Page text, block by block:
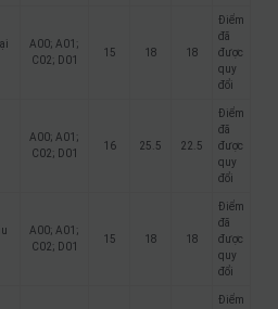
A00; A01;
C02; D01
15 18 18
Điểm
đã
được
quy
đổi
A00; A01;
C02; D01
16 25.5 22.5
Điểm
đã
được
quy
đổi
A00; A01;
C02; D01
15 18 18
Điểm
đã
được
quy
đổi
Điểm